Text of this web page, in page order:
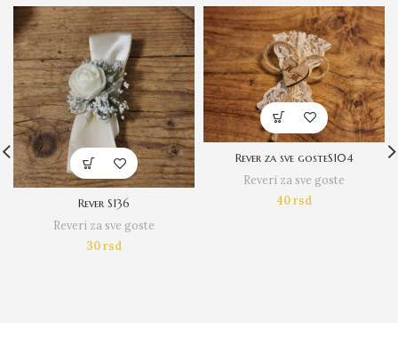
Rever S136
Reveri za sve goste
30rsd
Rever za sve gosteS104
Reveri za sve goste
40rsd